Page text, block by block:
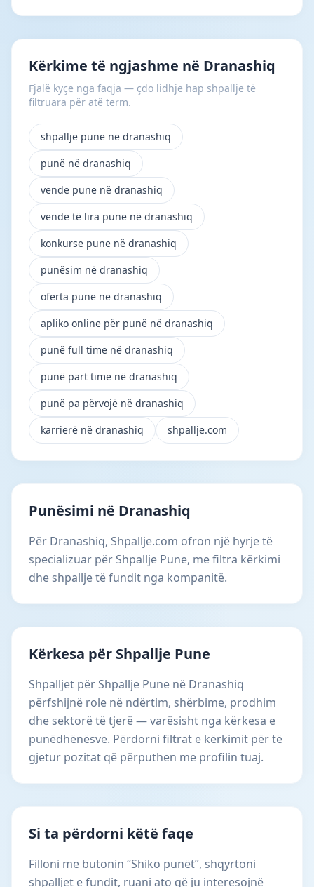
Kërkime të ngjashme në Dranashiq
Fjalë kyçe nga faqja — çdo lidhje hap shpallje të
filtruara për atë term.
shpallje pune në dranashiq
punë në dranashiq
vende pune në dranashiq
vende të lira pune në dranashiq
konkurse pune në dranashiq
punësim në dranashiq
oferta pune në dranashiq
apliko online për punë në dranashiq
punë full time në dranashiq
punë part time në dranashiq
punë pa përvojë në dranashiq
karrierë në dranashiq
shpallje.com
Punësimi në Dranashiq
Për Dranashiq, Shpallje.com ofron një hyrje të
specializuar për Shpallje Pune, me filtra kërkimi
dhe shpallje të fundit nga kompanitë.
Kërkesa për Shpallje Pune
Shpalljet për Shpallje Pune në Dranashiq
përfshijnë role në ndërtim, shërbime, prodhim
dhe sektorë të tjerë — varësisht nga kërkesa e
punëdhënësve. Përdorni filtrat e kërkimit për të
gjetur pozitat që përputhen me profilin tuaj.
Si ta përdorni këtë faqe
Filloni me butonin “Shiko punët”, shqyrtoni
shpalljet e fundit, ruani ato që ju interesojnë